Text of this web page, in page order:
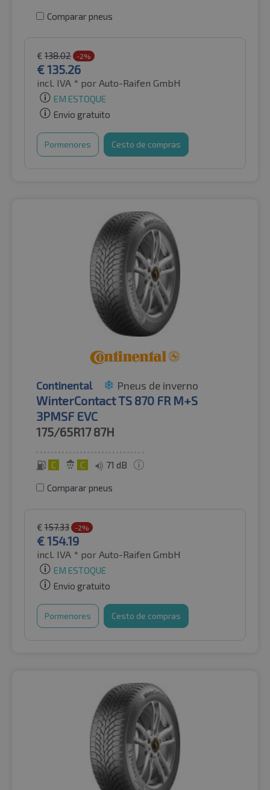
Comparar pneus
€ 138.02 -2%
€135.26
incl. IVA * por Auto-Raifen GmbH
EM ESTOQUE
Envio gratuito
Pormenores Cesto de compras
Continental Pneus de inverno
WinterContact TS 870 FR M+S
3PMSF EVC
175/65R17 87H
C C 71 dB
Comparar pneus
€ 157.33 -2%
€154.19
incl. IVA * por Auto-Raifen GmbH
EM ESTOQUE
Envio gratuito
Pormenores Cesto de compras